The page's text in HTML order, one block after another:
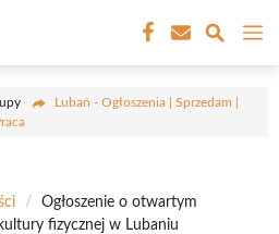
Lubań - Ogłoszenia | Sprzedam |
/
Ogłoszenie o otwartym
fizycznej w Lubaniu